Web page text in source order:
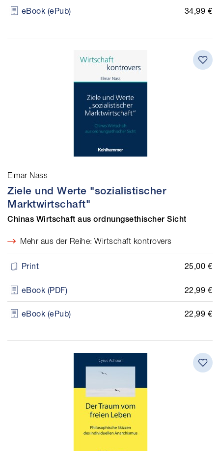
eBook (ePub) 34,99 €
Elmar Nass
Ziele und Werte "sozialistischer
Marktwirtschaft"
Chinas Wirtschaft aus ordnungsethischer Sicht
Mehr aus der Reihe: Wirtschaft kontrovers
Print 25,00 €
eBook (PDF) 22,99 €
eBook (ePub) 22,99 €